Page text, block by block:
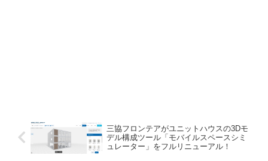
三協フロンテアがユニットハウスの3Dモ
デル構成ツール「モバイルスペースシミ
ュレーター」をフルリニューアル！